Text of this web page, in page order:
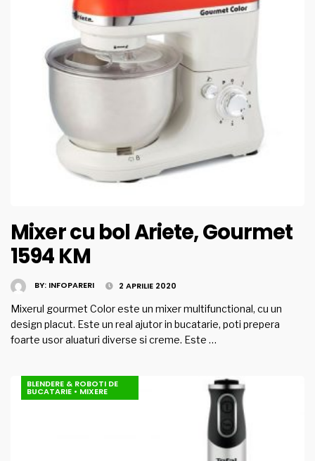
Mixer cu bol Ariete, Gourmet
1594 KM
BY: INFOPARERI 2 APRILIE 2020
Mixerul gourmet Color este un mixer multifunctional, cu un
design placut. Este un real ajutor in bucatarie, poti prepera
foarte usor aluaturi diverse si creme. Este …
BLENDERE & ROBOTI DE
BUCATARIE • MIXERE